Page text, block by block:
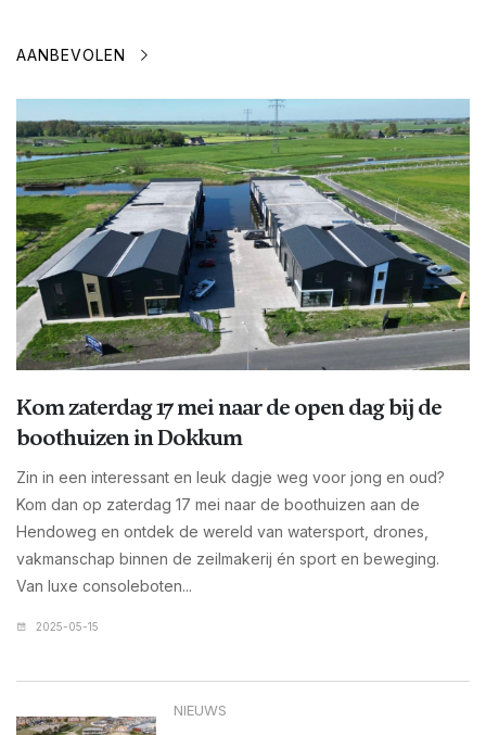
AANBEVOLEN
Kom zaterdag 17 mei naar de open dag bij de
boothuizen in Dokkum
Zin in een interessant en leuk dagje weg voor jong en oud?
Kom dan op zaterdag 17 mei naar de boothuizen aan de
Hendoweg en ontdek de wereld van watersport, drones,
vakmanschap binnen de zeilmakerij én sport en beweging.
Van luxe consoleboten...
2025-05-15
NIEUWS